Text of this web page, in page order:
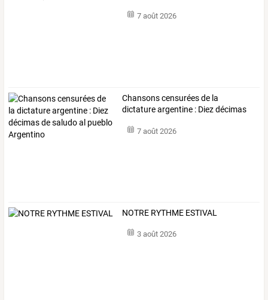
7 août 2026
Chansonscensuréesde la
dictatureargentine : Diezdécimas
7 août 2026
NOTRE RYTHME ESTIVAL
3 août 2026